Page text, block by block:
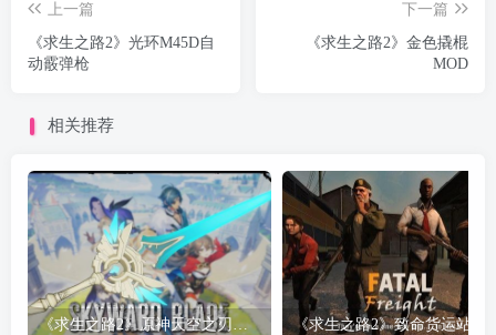
上一篇
《求生之路2》光环M45D自
动霰弹枪
下一篇
《求生之路2》金色撬棍
MOD
相关推荐
《求生之路2》原神天空之刃武器 《求生之路2》致命货运站